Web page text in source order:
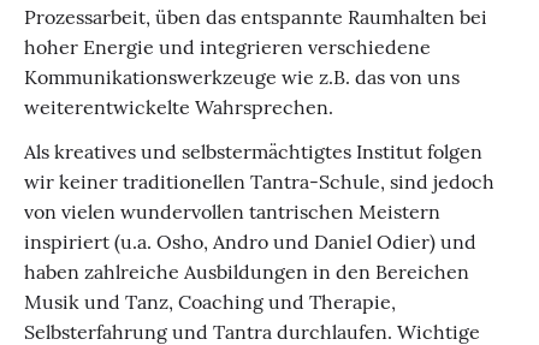
Prozessarbeit, üben das entspannte Raumhalten bei
hoher Energie und integrieren verschiedene
Kommunikationswerkzeuge wie z.B. das von uns
weiterentwickelte Wahrsprechen.
Als kreatives und selbstermächtigtes Institut folgen
wir keiner traditionellen Tantra-Schule, sind jedoch
von vielen wundervollen tantrischen Meistern
inspiriert (u.a. Osho, Andro und Daniel Odier) und
haben zahlreiche Ausbildungen in den Bereichen
Musik und Tanz, Coaching und Therapie,
Selbsterfahrung und Tantra durchlaufen. Wichtige